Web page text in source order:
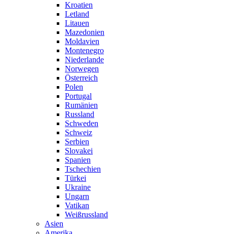
Kroatien
Letland
Litauen
Mazedonien
Moldavien
Montenegro
Niederlande
Norwegen
Österreich
Polen
Portugal
Rumänien
Russland
Schweden
Schweiz
Serbien
Slovakei
Spanien
Tschechien
Türkei
Ukraine
Ungarn
Vatikan
Weißrussland
Asien